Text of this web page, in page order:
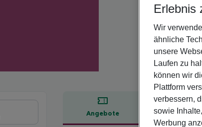
Angebote
Erlebnis
Wir
ähnliche
unsere
Laufen zu
können wir
Plattform
verbessern,
sowie
Werbung